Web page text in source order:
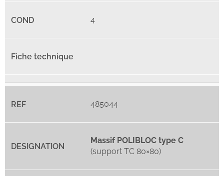
4
485044
Massif POLIBLOC type C
(support TC 80×80)